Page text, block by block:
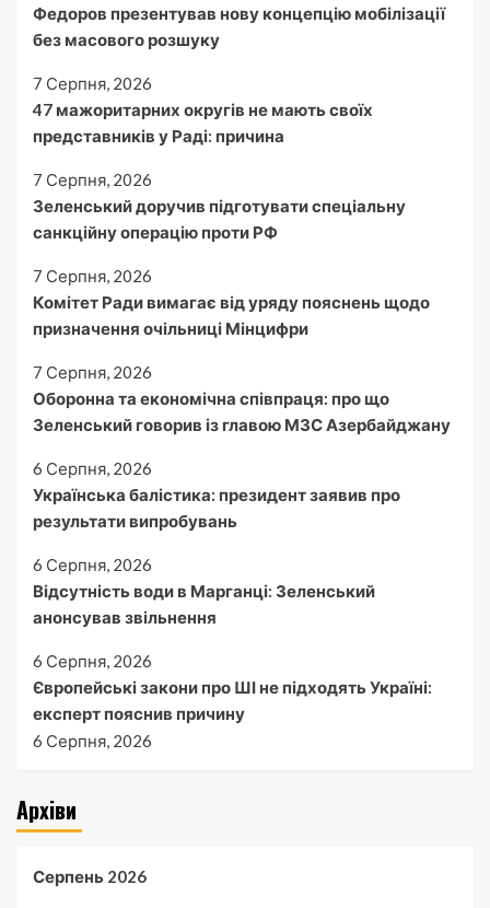
Федоров презентував нову концепцію мобілізації
без масового розшуку
7 Серпня, 2026
47 мажоритарних округів не мають своїх
представників у Раді: причина
7 Серпня, 2026
Зеленський доручив підготувати спеціальну
санкційну операцію проти РФ
7 Серпня, 2026
Комітет Ради вимагає від уряду пояснень щодо
призначення очільниці Мінцифри
7 Серпня, 2026
Оборонна та економічна співпраця: про що
Зеленський говорив із главою МЗС Азербайджану
6 Серпня, 2026
Українська балістика: президент заявив про
результати випробувань
6 Серпня, 2026
Відсутність води в Марганці: Зеленський
анонсував звільнення
6 Серпня, 2026
Європейські закони про ШІ не підходять Україні:
експерт пояснив причину
6 Серпня, 2026
Архіви
Серпень 2026